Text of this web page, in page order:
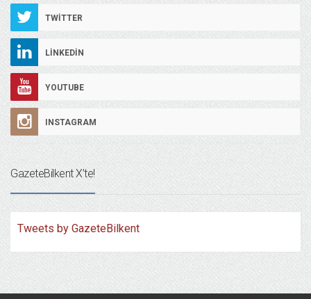
TWITTER
LINKEDIN
YOUTUBE
INSTAGRAM
GazeteBilkent X’te!
Tweets by GazeteBilkent